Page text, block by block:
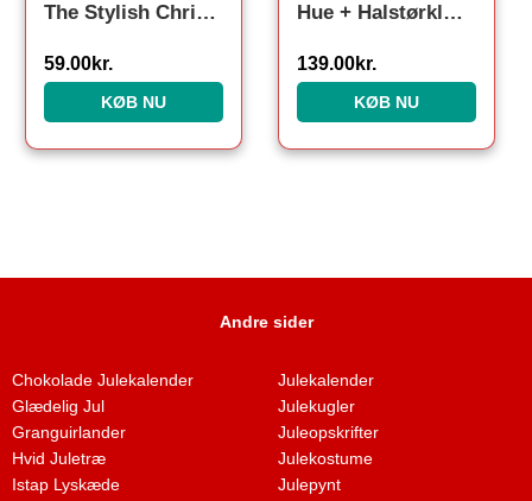
The Stylish Christmas Socks Grey. Julesokker
59.00kr.
KØB NU
Hue + Halstørklæde
139.00kr.
KØB NU
Andre sider
Chokolade Julekalender
Glædelig Jul
Granguirlander
Hvid Juletræ
Istap Lyskæde
Julekalender
Julekugler
Juleopskrifter
Julekostume
Julepynt